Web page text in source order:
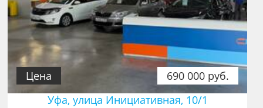
690 000 руб.
Цена
Уфа, улица Инициативная, 10/1